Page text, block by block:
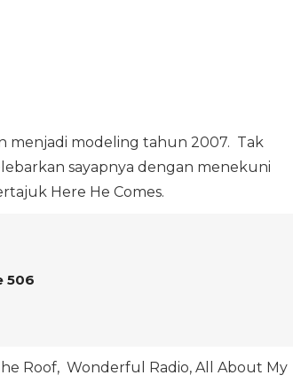
menjadi modeling tahun 2007. Tak
sayapnya dengan menekuni
Here He Comes.
506
Roof, Wonderful Radio, All About My